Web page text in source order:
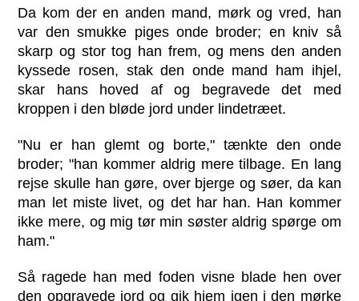
Da kom der en anden mand, mørk og vred, han
var den smukke piges onde broder; en kniv så
skarp og stor tog han frem, og mens den anden
kyssede rosen, stak den onde mand ham ihjel,
skar hans hoved af og begravede det med
kroppen i den bløde jord under lindetræet.
"Nu er han glemt og borte," tænkte den onde
broder; "han kommer aldrig mere tilbage. En lang
rejse skulle han gøre, over bjerge og søer, da kan
man let miste livet, og det har han. Han kommer
ikke mere, og mig tør min søster aldrig spørge om
ham."
Så ragede han med foden visne blade hen over
den opgravede jord og gik hjem igen i den mørke